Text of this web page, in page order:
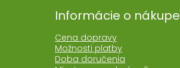
Informácie o nákupe
Cena dopravy
Možnosti platby
Doba doručenia